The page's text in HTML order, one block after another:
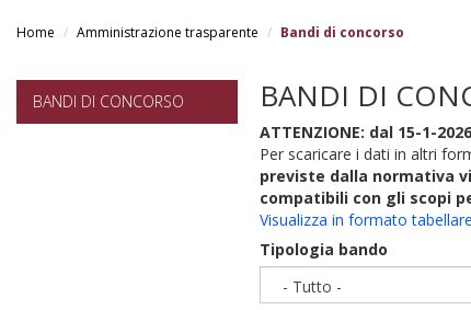
Home Amministrazione trasparente Bandi di concorso
BANDI DI CONCORSO BANDI DI
ATTENZIONE: dal 15-1-
Per scaricare i dati in altri
previste dalla normativa
compatibili con gli scopi
Visualizza in formato tabellare
Tipologia bando
- Tutto -